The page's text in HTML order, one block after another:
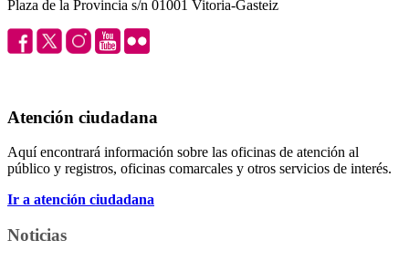
Plaza de la Provincia s/n 01001 Vitoria-Gasteiz
Atención ciudadana
Aquí encontrará información sobre las oficinas de atención al
público y registros, oficinas comarcales y otros servicios de interés.
Ir a atención ciudadana
Noticias